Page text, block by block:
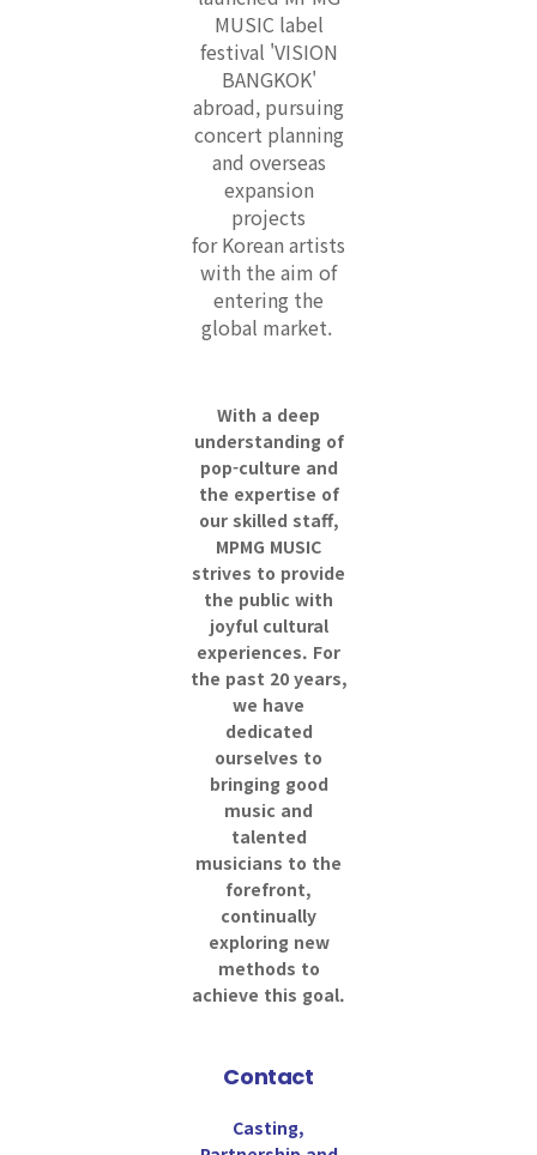
MUSIC label
festival 'VISION
BANGKOK'
abroad, pursuing
concert planning
and overseas
expansion
projects
forKorean artists
with the aim of
entering the
global market.
With a deep
understanding of
pop-culture and
the expertise of
our skilled staff,
MPMG MUSIC
strives to provide
the public with
joyful cultural
experiences. For
the past 20 years,
we have
dedicated
ourselves to
bringing good
music and
talented
musicians to the
forefront,
continually
exploring new
methods to
achieve this goal.
Contact
Casting,